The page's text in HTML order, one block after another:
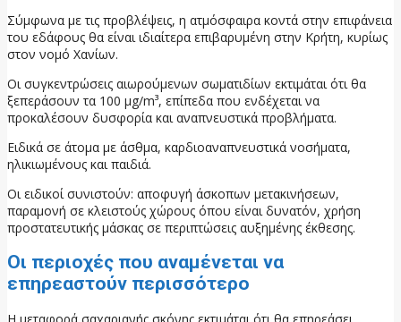
Σύμφωνα με τις προβλέψεις, η ατμόσφαιρα κοντά στην επιφάνεια
του εδάφους θα είναι ιδιαίτερα επιβαρυμένη στην Κρήτη, κυρίως
στον νομό Χανίων.
Οι συγκεντρώσεις αιωρούμενων σωματιδίων εκτιμάται ότι θα
ξεπεράσουν τα 100 μg/m³, επίπεδα που ενδέχεται να
προκαλέσουν δυσφορία και αναπνευστικά προβλήματα.
Ειδικά σε άτομα με άσθμα, καρδιοαναπνευστικά νοσήματα,
ηλικιωμένους και παιδιά.
Οι ειδικοί συνιστούν: αποφυγή άσκοπων μετακινήσεων,
παραμονή σε κλειστούς χώρους όπου είναι δυνατόν, χρήση
προστατευτικής μάσκας σε περιπτώσεις αυξημένης έκθεσης.
Οι περιοχές που αναμένεται να
επηρεαστούν περισσότερο
Η μεταφορά σαχαριανής σκόνης εκτιμάται ότι θα επηρεάσει